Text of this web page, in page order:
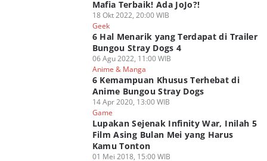
Mafia Terbaik! Ada JoJo?!
18 Okt 2022, 20:00 WIB
Geek
6 Hal Menarik yang Terdapat di Trailer
Bungou Stray Dogs 4
06 Agu 2022, 11:00 WIB
Anime & Manga
6 Kemampuan Khusus Terhebat di
Anime Bungou Stray Dogs
14 Apr 2020, 13:00 WIB
Game
Lupakan Sejenak Infinity War, Inilah 5
Film Asing Bulan Mei yang Harus
Kamu Tonton
01 Mei 2018, 15:00 WIB